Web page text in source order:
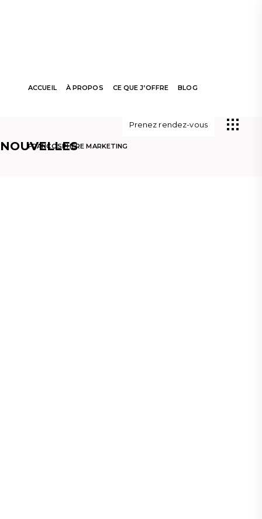
ACCUEIL À PROPOS CE QUE J’OFFRE BLOG
FRANCOSPHÈRE MARKETING
Prenez rendez-vous
NOUVELLES